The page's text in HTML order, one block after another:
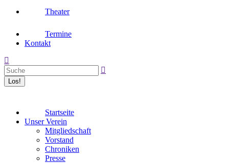
Theater
Termine
Kontakt
Search:
Startseite
Unser Verein
Mitgliedschaft
Vorstand
Chroniken
Presse